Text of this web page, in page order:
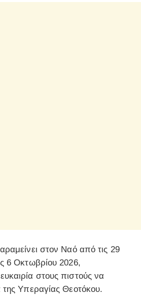
στον Ναό από τις 29
6 Οκτωβρίου 2026,
στους πιστούς να
της Υπεραγίας Θεοτόκου.